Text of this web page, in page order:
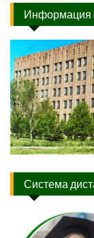
Информация
Система